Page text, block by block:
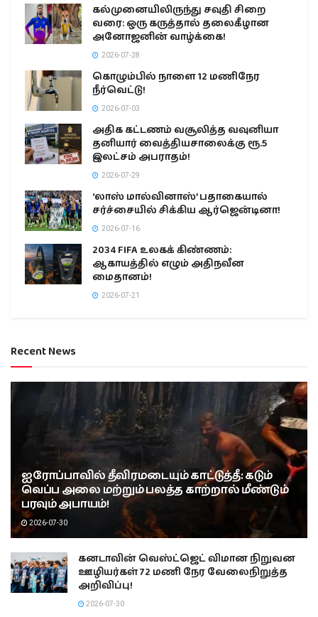
கல்முனையிலிருந்து சவுதி சிறை
வரை: ஒரு கருத்தால் தலைகீழான
அனோஜனின் வாழ்க்கை!
2026-07-28
கொழும்பில் நாளை 12 மணிநேர
நீர்வெட்டு!
2026-07-03
அதிக கட்டணம் வசூலித்த வவுனியா
தனியார் வைத்தியசாலைக்கு ரூ.5
இலட்சம் அபராதம்!
2026-07-29
‘லாஸ் மால்வினாஸ்’ பதாகையால்
சர்ச்சையில் சிக்கிய ஆர்ஜென்டினா!
2026-07-16
2034 FIFA உலகக் கிண்ணம்:
ஆகாயத்தில் எழும் அதிநவீன
மைதானம்!
2026-07-21
Recent News
ஐரோப்பாவில் தீவிரமடையும் காட்டுத்தீ: கடும்
வெப்ப அலை மற்றும் பலத்த காற்றால் மீண்டும்
பரவும் அபாயம்!
2026-07-30
கனடாவின் வெஸ்ட்ஜெட் விமான நிறுவன
ஊழியர்கள் 72 மணி நேர வேலைநிறுத்த
அறிவிப்பு!
2026-07-30